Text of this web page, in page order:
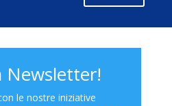
Newsletter!
le nostre iniziative